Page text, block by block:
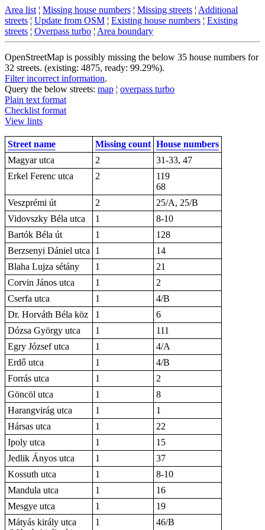
Area list ¦ Missing house numbers ¦ Missing streets ¦ Additional
streets ¦ Update from OSM ¦ Existing house numbers ¦ Existing
streets ¦ Overpass turbo ¦ Area boundary
OpenStreetMap is possibly missing the below 35 house numbers for
32 streets. (existing: 4875, ready: 99.29%).
Filter incorrect information.
Query the below streets: map ¦ overpass turbo
Plain text format
Checklist format
View lints
Street name Missing count House numbers
Magyar utca
2
31-33, 47
Erkel Ferenc utca
2
119
68
Veszprémi út
2
25/A, 25/B
Vidovszky Béla utca
1
8-10
Bartók Béla út
1
128
Berzsenyi Dániel utca
1
14
Blaha Lujza sétány
1
21
Corvin János utca
1
2
Cserfa utca
1
4/B
Dr. Horváth Béla köz
1
6
Dózsa György utca
1
111
Egry József utca
1
4/A
Erdő utca
1
4/B
Forrás utca
1
2
Göncöl utca
1
8
Harangvirág utca
1
1
Hársas utca
1
22
Ipoly utca
1
15
Jedlik Ányos utca
1
37
Kossuth utca
1
8-10
Mandula utca
1
16
Mesgye utca
1
19
Mátyás király utca
1 46/B